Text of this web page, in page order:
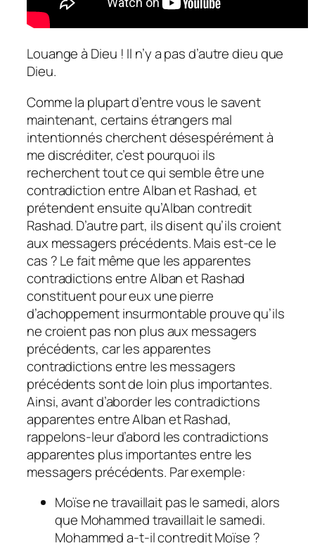
Louange à Dieu ! Il n’y a pas d’autre dieu que
Dieu.
Comme la plupart d’entre vous le savent
maintenant, certains étrangers mal
intentionnés cherchent désespérément à
me discréditer, c’est pourquoi ils
recherchent tout ce qui semble être une
contradiction entre Alban et Rashad, et
prétendent ensuite qu’Alban contredit
Rashad. D’autre part, ils disent qu’ils croient
aux messagers précédents. Mais est-ce le
cas ? Le fait même que les apparentes
contradictions entre Alban et Rashad
constituent pour eux une pierre
d’achoppement insurmontable prouve qu’ils
ne croient pas non plus aux messagers
précédents, car les apparentes
contradictions entre les messagers
précédents sont de loin plus importantes.
Ainsi, avant d’aborder les contradictions
apparentes entre Alban et Rashad,
rappelons-leur d’abord les contradictions
apparentes plus importantes entre les
messagers précédents. Par exemple:
Moïse ne travaillait pas le samedi, alors
que Mohammed travaillait le samedi.
Mohammed a-t-il contredit Moïse ?